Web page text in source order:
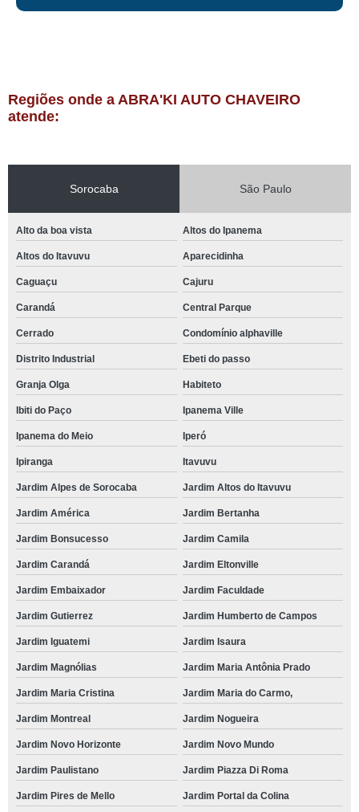
Regiões onde a ABRA'KI AUTO CHAVEIRO
atende:
Sorocaba São Paulo
Alto da boa vista Altos do Ipanema
Altos do Itavuvu Aparecidinha
Caguaçu Cajuru
Carandá Central Parque
Cerrado Condomínio alphaville
Distrito Industrial Ebeti do passo
Granja Olga Habiteto
Ibiti do Paço Ipanema Ville
Ipanema do Meio Iperó
Ipiranga Itavuvu
Jardim Alpes de Sorocaba Jardim Altos do Itavuvu
Jardim América Jardim Bertanha
Jardim Bonsucesso Jardim Camila
Jardim Carandá Jardim Eltonville
Jardim Embaixador Jardim Faculdade
Jardim Gutierrez Jardim Humberto de Campos
Jardim Iguatemi Jardim Isaura
Jardim Magnólias Jardim Maria Antônia Prado
Jardim Maria Cristina Jardim Maria do Carmo,
Jardim Montreal Jardim Nogueira
Jardim Novo Horizonte Jardim Novo Mundo
Jardim Paulistano Jardim Piazza Di Roma
Jardim Pires de Mello Jardim Portal da Colina